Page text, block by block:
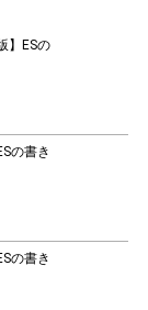
】ESの
の書き
の書き